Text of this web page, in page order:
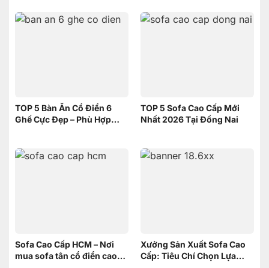
TOP 5 Bàn Ăn Cổ Điển 6
Ghế Cực Đẹp – Phù Hợp
TOP 5 Sofa Cao Cấp Mới
Nhất 2026 Tại Đồng Nai
Sofa Cao Cấp HCM – Nơi
mua sofa tân cổ điển cao
Xưởng Sản Xuất Sofa Cao
Cấp: Tiêu Chí Chọn Lựa